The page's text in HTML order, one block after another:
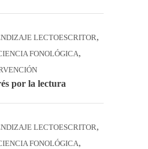
LECTOESCRITOR,
FONOLÓGICA,
por la lectura
LECTOESCRITOR,
FONOLÓGICA,